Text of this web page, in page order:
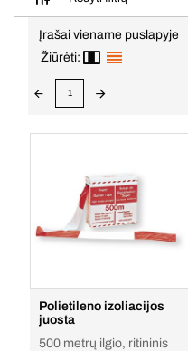
Įrašai viename puslapyje
Žiūrėti:
1
Polietileno izoliacijos
juosta
500 metrų ilgio, ritininis